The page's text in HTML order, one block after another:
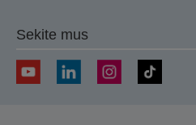
Sekite mus